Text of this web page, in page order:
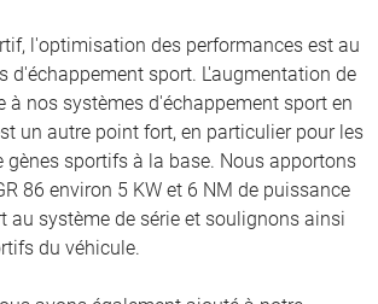
l'optimisation des performances est au
d'échappement sport. L'augmentation de
à nos systèmes d'échappement sport en
un autre point fort, en particulier pour les
gènes sportifs à la base. Nous apportons
86 environ 5 KW et 6 NM de puissance
au système de série et soulignons ainsi
du véhicule.